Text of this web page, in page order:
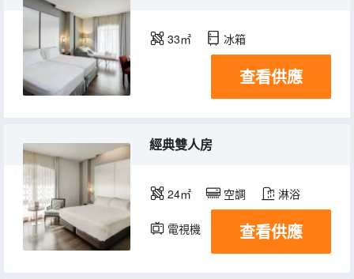
33㎡ 冰箱
查看供應
經典雙人房
24㎡ 空調 淋浴
電視機 冰箱
查看供應